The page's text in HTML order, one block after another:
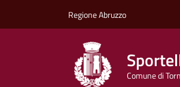
Regione Abruzzo
Comune di